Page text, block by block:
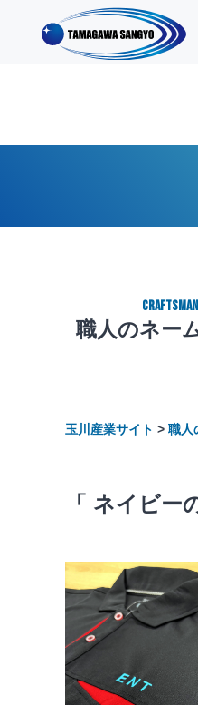
職人のネー
玉川産業サイト > 職人
「 ネイビー